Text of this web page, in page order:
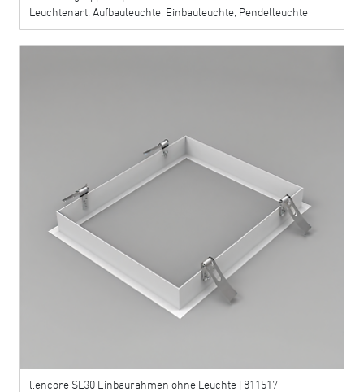
Leuchtenart: Aufbauleuchte; Einbauleuchte; Pendelleuchte
l.encore SL30 Einbaurahmen ohne Leuchte | 811517